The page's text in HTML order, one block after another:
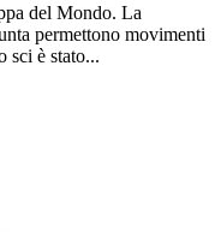
del Mondo. La
permettono movimenti
sci è stato...